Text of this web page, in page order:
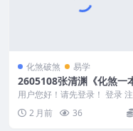
化煞破煞 易学
2605108张清渊《化煞一
通》320页Y
用户您好！请先登录！ 登录
张清渊《化煞一本通》320页Y
05108...
2 月前 36